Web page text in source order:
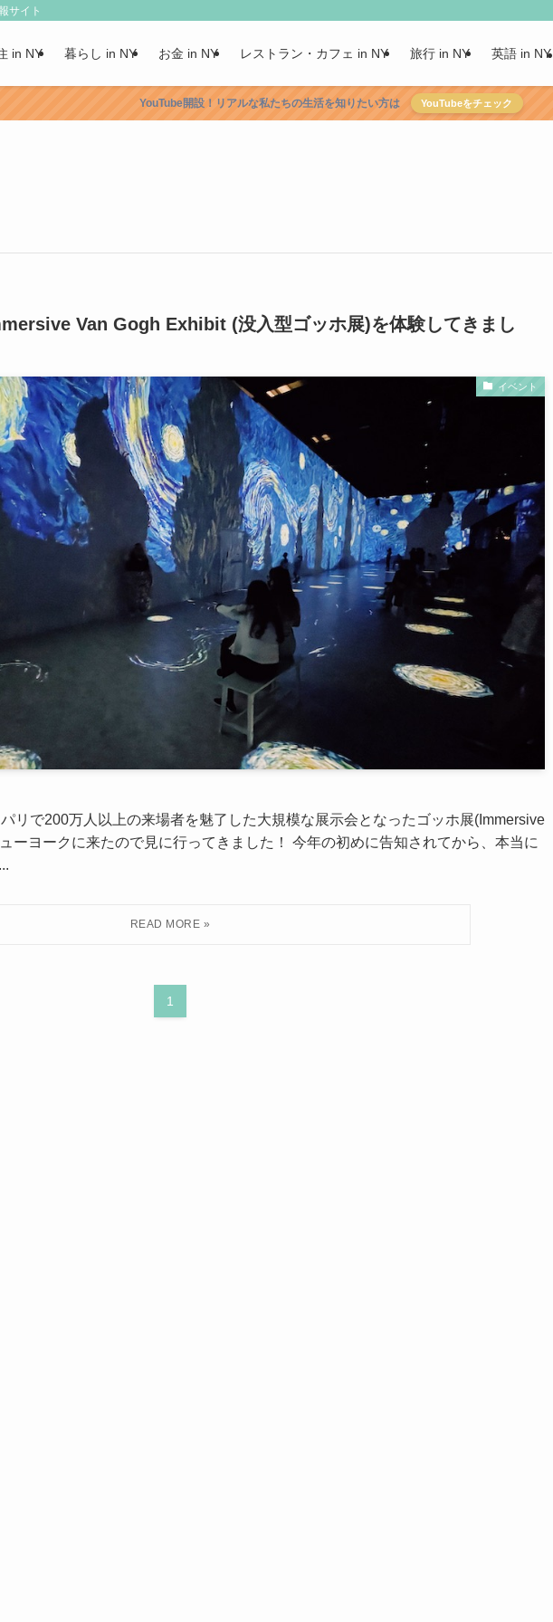
サイト
in NY 暮らし in NY お金 in NY レストラン・カフェ in NY 旅行 in NY 英語 in NY
YouTube開設！リアルな私たちの生活を知りたい方は YouTubeをチェック
Van Gogh Exhibit (没入型ゴッホ展)を体験してきまし
イベント
リで200万人以上の来場者を魅了した大規模な展示会となったゴッホ展(Immersive
ーヨークに来たので見に行ってきました！ 今年の初めに告知されてから、本当に
1